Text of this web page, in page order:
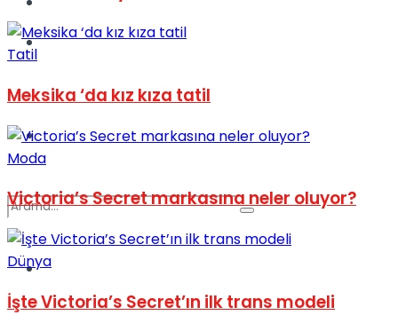
Dünya
Türkiye
Podcast
Tatil
Meksika ‘da kız kıza tatil
Moda
Victoria’s Secret markasına neler oluyor?
Dünya
İşte Victoria’s Secret’ın ilk trans modeli